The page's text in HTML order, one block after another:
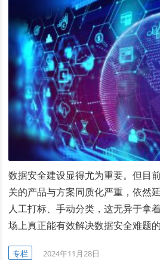
数据安全建设显得尤为重要。但目
关的产品与方案同质化严重，依然
人工打标、手动分类，这无异于拿
场上真正能有效解决数据安全难题的
专栏 2024年11月28日